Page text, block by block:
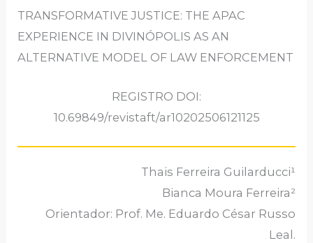
TRANSFORMATIVE JUSTICE: THE APAC
EXPERIENCE IN DIVINÓPOLIS AS AN
ALTERNATIVE MODEL OF LAW ENFORCEMENT
REGISTRO DOI:
10.69849/revistaft/ar10202506121125
Thais Ferreira Guilarducci¹
Bianca Moura Ferreira²
Orientador: Prof. Me. Eduardo César Russo
Leal.